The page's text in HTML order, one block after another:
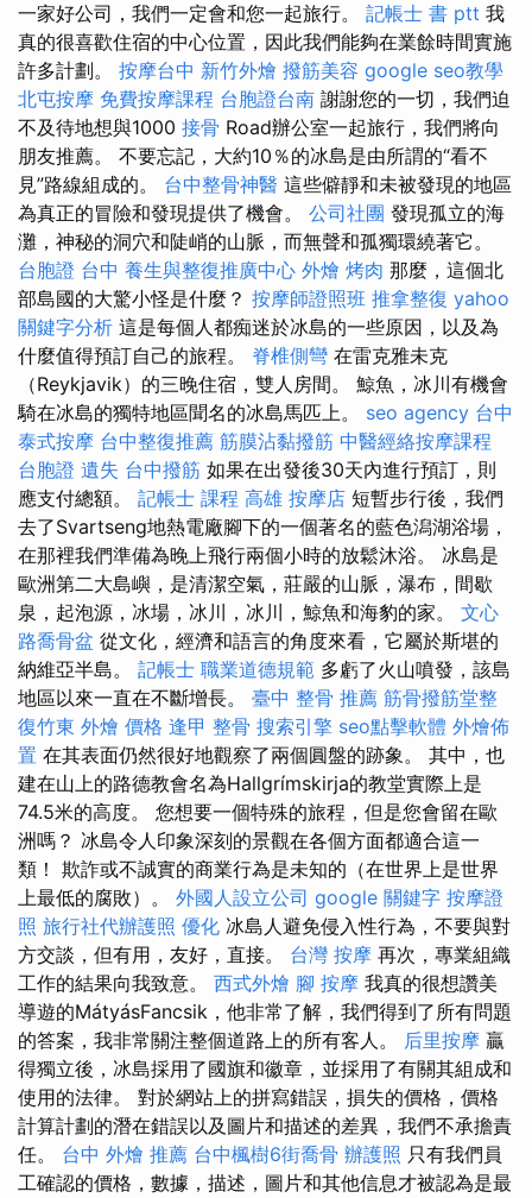
一家好公司，我們一定會和您一起旅行。 記帳士 書 ptt 我
真的很喜歡住宿的中心位置，因此我們能夠在業餘時間實施
許多計劃。 按摩台中 新竹外燴 撥筋美容 google seo教學
北屯按摩 免費按摩課程 台胞證台南 謝謝您的一切，我們迫
不及待地想與1000 接骨 Road辦公室一起旅行，我們將向
朋友推薦。 不要忘記，大約10％的冰島是由所謂的“看不
見”路線組成的。 台中整骨神醫 這些僻靜和未被發現的地區
為真正的冒險和發現提供了機會。 公司社團 發現孤立的海
灘，神秘的洞穴和陡峭的山脈，而無聲和孤獨環繞著它。
台胞證 台中 養生與整復推廣中心 外燴 烤肉 那麼，這個北
部島國的大驚小怪是什麼？ 按摩師證照班 推拿整復 yahoo
關鍵字分析 這是每個人都痴迷於冰島的一些原因，以及為
什麼值得預訂自己的旅程。 脊椎側彎 在雷克雅未克
（Reykjavik）的三晚住宿，雙人房間。 鯨魚，冰川有機會
騎在冰島的獨特地區聞名的冰島馬匹上。 seo agency 台中
泰式按摩 台中整復推薦 筋膜沾黏撥筋 中醫經絡按摩課程
台胞證 遺失 台中撥筋 如果在出發後30天內進行預訂，則
應支付總額。 記帳士 課程 高雄 按摩店 短暫步行後，我們
去了Svartseng地熱電廠腳下的一個著名的藍色潟湖浴場，
在那裡我們準備為晚上飛行兩個小時的放鬆沐浴。 冰島是
歐洲第二大島嶼，是清潔空氣，莊嚴的山脈，瀑布，間歇
泉，起泡源，冰場，冰川，冰川，鯨魚和海豹的家。 文心
路喬骨盆 從文化，經濟和語言的角度來看，它屬於斯堪的
納維亞半島。 記帳士 職業道德規範 多虧了火山噴發，該島
地區以來一直在不斷增長。 臺中 整骨 推薦 筋骨撥筋堂整
復竹東 外燴 價格 逢甲 整骨 搜索引擎 seo點擊軟體 外燴佈
置 在其表面仍然很好地觀察了兩個圓盤的跡象。 其中，也
建在山上的路德教會名為Hallgrímskirja的教堂實際上是
74.5米的高度。 您想要一個特殊的旅程，但是您會留在歐
洲嗎？ 冰島令人印象深刻的景觀在各個方面都適合這一
類！ 欺詐或不誠實的商業行為是未知的（在世界上是世界
上最低的腐敗）。 外國人設立公司 google 關鍵字 按摩證
照 旅行社代辦護照 優化 冰島人避免侵入性行為，不要與對
方交談，但有用，友好，直接。 台灣 按摩 再次，專業組織
工作的結果向我致意。 西式外燴 腳 按摩 我真的很想讚美
導遊的MátyásFancsik，他非常了解，我們得到了所有問題
的答案，我非常關注整個道路上的所有客人。 后里按摩 贏
得獨立後，冰島採用了國旗和徽章，並採用了有關其組成和
使用的法律。 對於網站上的拼寫錯誤，損失的價格，價格
計算計劃的潛在錯誤以及圖片和描述的差異，我們不承擔責
任。 台中 外燴 推薦 台中楓樹6街喬骨 辦護照 只有我們員
工確認的價格，數據，描述，圖片和其他信息才被認為是最